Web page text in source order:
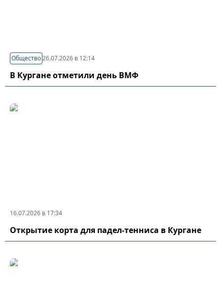
Общество26.07.2026 в 12:14
В Кургане отметили день ВМФ
16.07.2026 в 17:34
Открытие корта для падел-тенниса в Кургане